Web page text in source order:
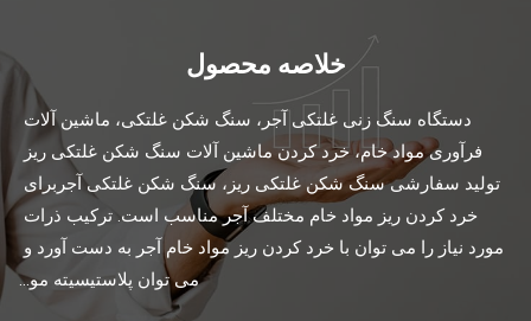
خلاصه محصول
می توان پلاستیسیته مو...